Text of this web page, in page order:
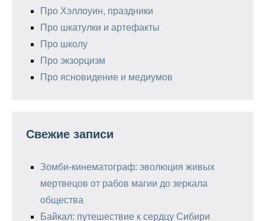
Про Хэллоуин, праздники
Про шкатулки и артефакты
Про школу
Про экзорцизм
Про ясновидение и медиумов
Свежие записи
Зомби-кинематограф: эволюция живых
мертвецов от рабов магии до зеркала
общества
Байкал: путешествие к сердцу Сибири